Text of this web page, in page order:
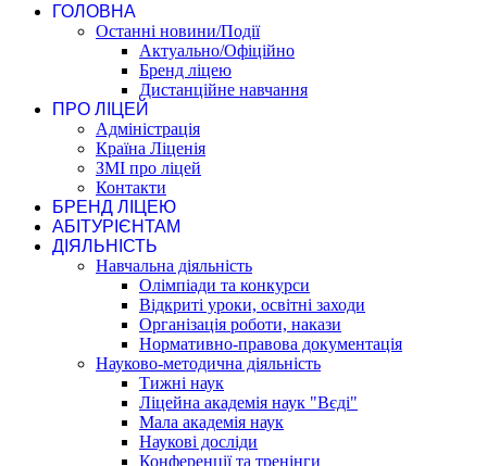
ГОЛОВНА
Останні новини/Події
Актуально/Офіційно
Бренд ліцею
Дистанційне навчання
ПРО ЛІЦЕЙ
Адміністрація
Країна Ліценія
ЗМІ про ліцей
Контакти
БРЕНД ЛІЦЕЮ
АБІТУРІЄНТАМ
ДІЯЛЬНІСТЬ
Навчальна діяльність
Олімпіади та конкурси
Відкриті уроки, освітні заходи
Організація роботи, накази
Нормативно-правова документація
Науково-методична діяльність
Тижні наук
Ліцейна академія наук "Вєді"
Мала академія наук
Наукові досліди
Конференції та тренінги